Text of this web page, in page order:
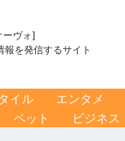
ーヴォ]
報を発信するサイト
イル エンタメ
ペット ビジネス